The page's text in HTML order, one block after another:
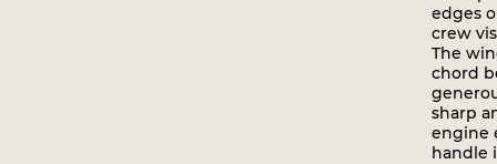
edges
crew
The
chord
sharp
engine
handle